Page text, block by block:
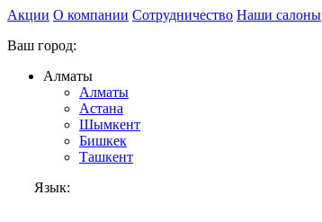
Акции О компании Сотрудничество Наши салоны
Ваш город:
Алматы
Алматы
Астана
Шымкент
Бишкек
Ташкент
Язык: